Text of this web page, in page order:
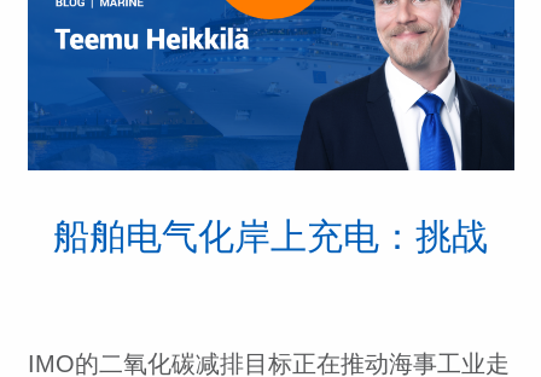
船舶电气化岸上充电：挑战
IMO的二氧化碳减排目标正在推动海事工业走